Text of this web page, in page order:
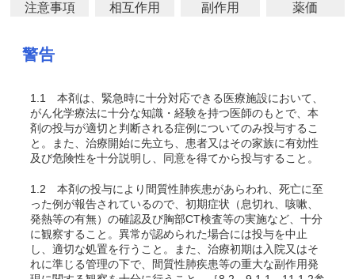
注意事項
相互作用 副作用 薬価
警告
1.1
本剤は、緊急時に十分対応できる医療施設において、
がん化学療法に十分な知識・経験を持つ医師のもとで、本
剤の投与が適切と判断される症例についてのみ投与するこ
と。また、治療開始に先立ち、患者又はその家族に有効性
及び危険性を十分説明し、同意を得てから投与すること。
1.2 本剤の投与により間質性肺疾患があらわれ、死亡に至
った例が報告されているので、初期症状（息切れ、咳嗽、
発熱等の有無）の確認及び胸部CT検査等の実施など、十分
に観察すること。異常が認められた場合には投与を中止
し、適切な処置を行うこと。また、治療初期は入院又はそ
れに準じる管理の下で、間質性肺疾患等の重大な副作用発